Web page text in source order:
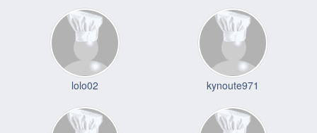
lolo02 kynoute971